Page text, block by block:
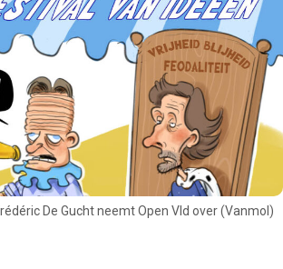
De Gucht neemt Open Vld over (Vanmol)